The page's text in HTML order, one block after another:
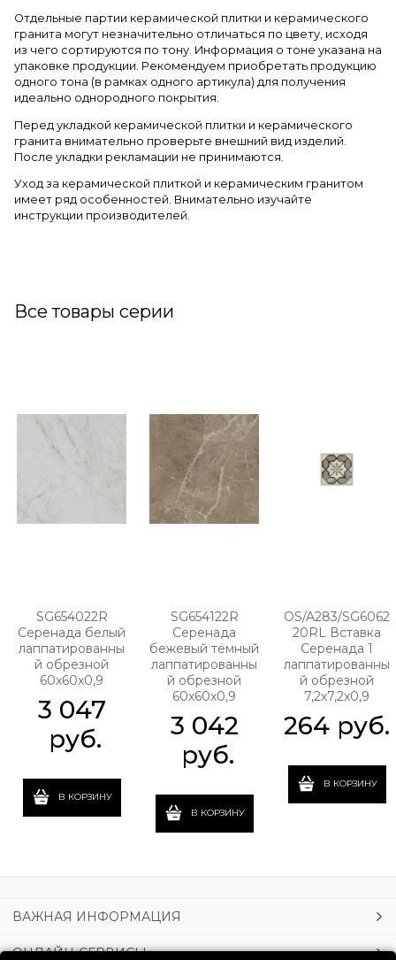
Отдельные партии керамической плитки и керамического
гранита могут незначительно отличаться по цвету, исходя
из чего сортируются по тону. Информация о тоне указана на
упаковке продукции. Рекомендуем приобретать продукцию
одного тона (в рамках одного артикула) для получения
идеально однородного покрытия.
Перед укладкой керамической плитки и керамического
гранита внимательно проверьте внешний вид изделий.
После укладки рекламации не принимаются.
Уход за керамической плиткой и керамическим гранитом
имеет ряд особенностей. Внимательно изучайте
инструкции производителей.
Все товары серии
SG654022R
Серенада белый
лаппатированны
й обрезной
60x60x0,9
3 047
руб.
В КОРЗИНУ
SG654122R
Серенада
бежевый тёмный
лаппатированны
й обрезной
60x60x0,9
3 042
руб.
В КОРЗИНУ
OS/A283/SG6062
20RL Вставка
Серенада 1
лаппатированны
й обрезной
7,2x7,2x0,9
264 руб.
В КОРЗИНУ
ВАЖНАЯ ИНФОРМАЦИЯ
ОНЛАЙН-СЕРВИСЫ